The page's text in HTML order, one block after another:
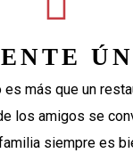
es más que un
los amigos se
siempre es